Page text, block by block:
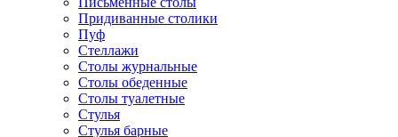
Придиванные столики
Пуф
Стеллажи
Столы журнальные
Столы обеденные
Столы туалетные
Стулья
Стулья барные